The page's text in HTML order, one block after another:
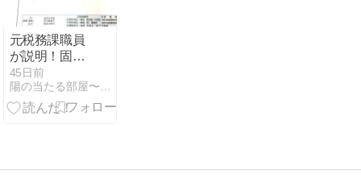
元税務課職員
が説明！固定
資産税の縦
覧・閲覧制度
で他人の評価
45日前
陽の当たる部屋〜セキスイハイム１１００万円値引き〜